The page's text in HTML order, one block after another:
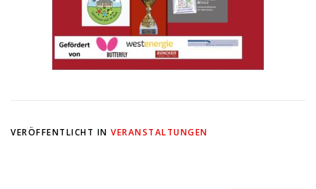
VERÖFFENTLICHT IN VERANSTALTUNGEN